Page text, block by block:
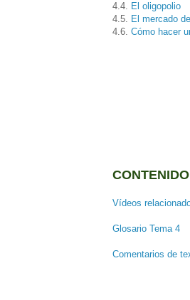
4.4. El oligopolio
4.5. El mercado
4.6. Cómo hacer
Vídeos
Glosario Tema 4
Comentarios de